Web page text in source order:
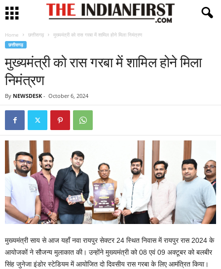
Home छत्तीसगढ़ मुख्यमंत्री को रास गरबा में शामिल होने मिला निमंत्रण
छत्तीसगढ़
मुख्यमंत्री को रास गरबा में शामिल होने मिला
निमंत्रण
By NEWSDESK - October 6, 2024
मुख्यमंत्री साय से आज यहाँ नवा रायपुर सेक्टर 24 स्थित निवास में रायपुर रास 2024 के
आयोजकों ने सौजन्य मुलाकात की। उन्होंने मुख्यमंत्री को 08 एवं 09 अक्टूबर को बलबीर
सिंह जुनेजा इंडोर स्टेडियम में आयोजित दो दिवसीय रास गरबा के लिए आमंत्रित किया।